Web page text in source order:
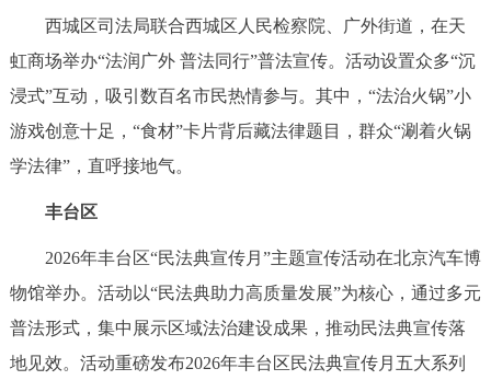
在线访谈
走进北京
北京概况
绿色北京 图说北京 视频北京
多语种
西城区司法局联合西城区人民检察院、广外街道，在天
虹商场举办“法润广外 普法同行”普法宣传。活动设置众多“沉
浸式”互动，吸引数百名市民热情参与。其中，“法治火锅”小
游戏创意十足，“食材”卡片背后藏法律题目，群众“涮着火锅
学法律”，直呼接地气。
丰台区
2026年丰台区“民法典宣传月”主题宣传活动在北京汽车博
物馆举办。活动以“民法典助力高质量发展”为核心，通过多元
普法形式，集中展示区域法治建设成果，推动民法典宣传落
地见效。活动重磅发布2026年丰台区民法典宣传月五大系列